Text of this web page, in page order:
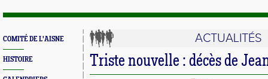
COMITÉ DE L'AISNE
HISTOIRE
ACTUALITÉS
Triste nouvelle : décès de